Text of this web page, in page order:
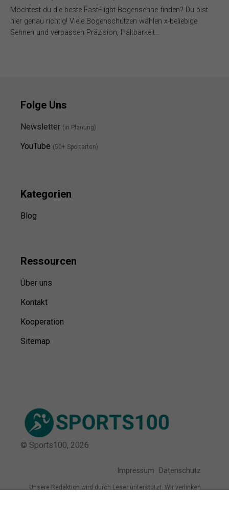
Möchtest du die beste FastFlight-Bogensehne finden? Du bist
hier genau richtig! Viele Bogenschützen wählen x-beliebige
Sehnen und verpassen Präzision, Haltbarkeit…
Folge Uns
Newsletter (in Planung)
YouTube (50+ Sportarten)
Kategorien
Blog
Ressourcen
Über uns
Kontakt
Kooperation
Sitemap
© Sports100, 2026
Impressum Datenschutz
Unsere Redaktion wird durch Leser unterstützt. Wir verlinken